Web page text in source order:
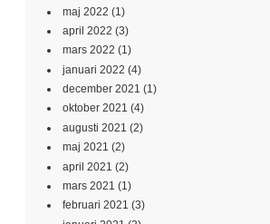
maj 2022 (1)
april 2022 (3)
mars 2022 (1)
januari 2022 (4)
december 2021 (1)
oktober 2021 (4)
augusti 2021 (2)
maj 2021 (2)
april 2021 (2)
mars 2021 (1)
februari 2021 (3)